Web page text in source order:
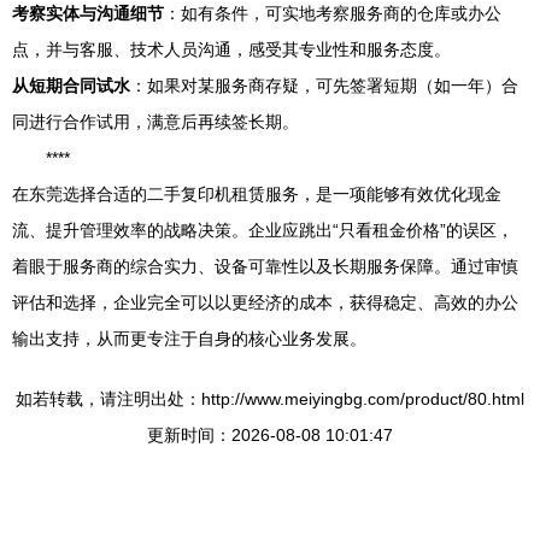
考察实体与沟通细节 ：如有条件，可实地考察服务商的仓库或办公
点，并与客服、技术人员沟通，感受其专业性和服务态度。
从短期合同试水 ：如果对某服务商存疑，可先签署短期（如一年）合
同进行合作试用，满意后再续签长期。
****
在东莞选择合适的二手复印机租赁服务，是一项能够有效优化现金
流、提升管理效率的战略决策。企业应跳出“只看租金价格”的误区，
着眼于服务商的综合实力、设备可靠性以及长期服务保障。通过审慎
评估和选择，企业完全可以以更经济的成本，获得稳定、高效的办公
输出支持，从而更专注于自身的核心业务发展。
如若转载，请注明出处：http://www.meiyingbg.com/product/80.html
更新时间：2026-08-08 10:01:47